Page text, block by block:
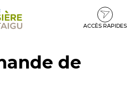
ACCÈS RAPIDES
de